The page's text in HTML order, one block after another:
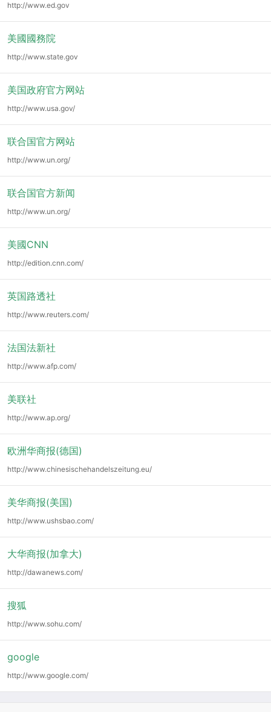
http://www.ed.gov
美國國務院
http://www.state.gov
美国政府官方网站
http://www.usa.gov/
联合国官方网站
http://www.un.org/
联合国官方新闻
http://www.un.org/
美國CNN
http://edition.cnn.com/
英国路透社
http://www.reuters.com/
法国法新社
http://www.afp.com/
美联社
http://www.ap.org/
欧洲华商报(德国)
http://www.chinesischehandelszeitung.eu/
美华商报(美国)
http://www.ushsbao.com/
大华商报(加拿大)
http://dawanews.com/
搜狐
http://www.sohu.com/
google
http://www.google.com/